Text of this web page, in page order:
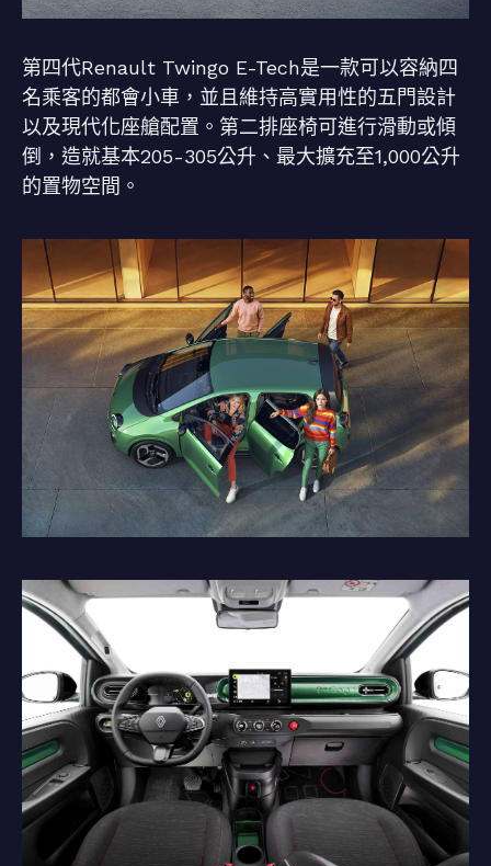
第四代Renault Twingo E-Tech是一款可以容納四
名乘客的都會小車，並且維持高實用性的五門設計
以及現代化座艙配置。第二排座椅可進行滑動或傾
倒，造就基本205-305公升、最大擴充至1,000公升
的置物空間。